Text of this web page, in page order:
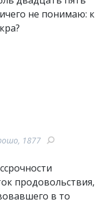
не понимаю: к
1877
продовольствия,
в то